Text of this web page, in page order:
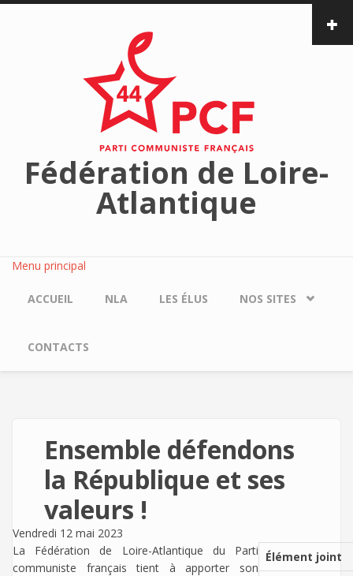
Aller au contenu principal
Fédération de Loire-
Atlantique
Menu principal
ACCUEIL NLA LES ÉLUS NOS SITES
CONTACTS
Ensemble défendons
la République et ses
valeurs !
Vendredi 12 mai 2023
La Fédération de Loire-Atlantique du Parti
communiste français tient à apporter son
Élément joint